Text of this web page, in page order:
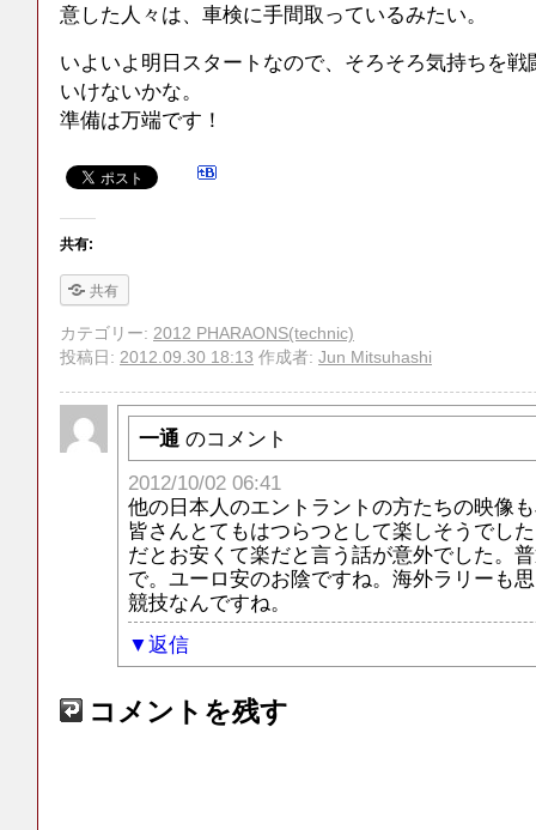
意した人々は、車検に手間取っているみたい。
いよいよ明日スタートなので、そろそろ気持ちを
いけないかな。
準備は万端です！
共有:
共有
カテゴリー: 2012 PHARAONS(technic)
投稿日: 2012.09.30 18:13 作成者: Jun Mitsuhashi
一通 のコメント
2012/10/02 06:41
他の日本人のエントラントの方たちの映像
皆さんとてもはつらつとして楽しそうでし
だとお安くて楽だと言う話が意外でした。
で。ユーロ安のお陰ですね。海外ラリーも
競技なんですね。
返信
コメントを残す